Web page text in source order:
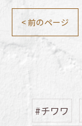
< 前のページ
#チワワ